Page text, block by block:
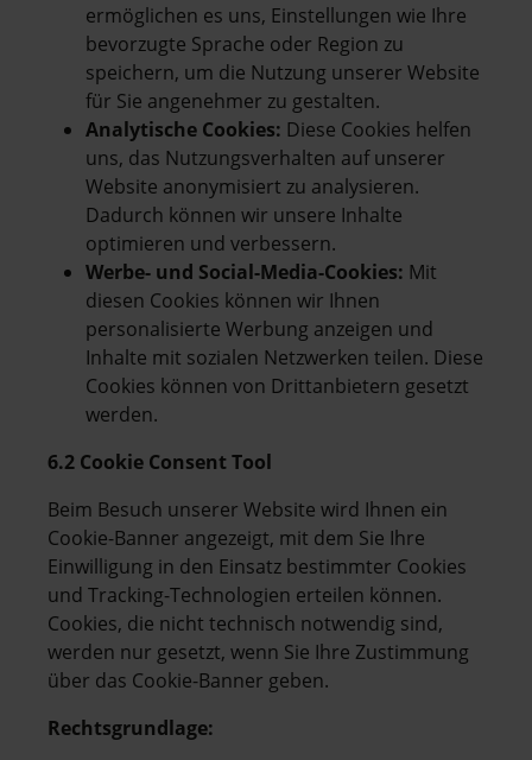
ermöglichen es uns, Einstellungen wie Ihre
bevorzugte Sprache oder Region zu
speichern, um die Nutzung unserer Website
für Sie angenehmer zu gestalten.
Analytische Cookies: Diese Cookies helfen
uns, das Nutzungsverhalten auf unserer
Website anonymisiert zu analysieren.
Dadurch können wir unsere Inhalte
optimieren und verbessern.
Werbe- und Social-Media-Cookies: Mit
diesen Cookies können wir Ihnen
personalisierte Werbung anzeigen und
Inhalte mit sozialen Netzwerken teilen. Diese
Cookies können von Drittanbietern gesetzt
werden.
6.2 Cookie Consent Tool
Beim Besuch unserer Website wird Ihnen ein
Cookie-Banner angezeigt, mit dem Sie Ihre
Einwilligung in den Einsatz bestimmter Cookies
und Tracking-Technologien erteilen können.
Cookies, die nicht technisch notwendig sind,
werden nur gesetzt, wenn Sie Ihre Zustimmung
über das Cookie-Banner geben.
Rechtsgrundlage: